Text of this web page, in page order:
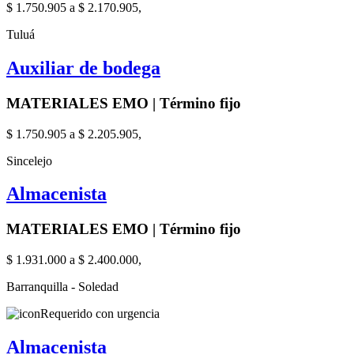
$ 1.750.905 a $ 2.170.905,
Tuluá
Auxiliar de bodega
MATERIALES EMO | Término fijo
$ 1.750.905 a $ 2.205.905,
Sincelejo
Almacenista
MATERIALES EMO | Término fijo
$ 1.931.000 a $ 2.400.000,
Barranquilla - Soledad
Requerido con urgencia
Almacenista